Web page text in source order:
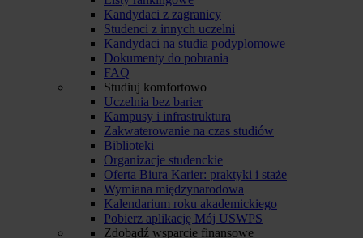
Kandydaci z zagranicy
Studenci z innych uczelni
Kandydaci na studia podyplomowe
Dokumenty do pobrania
FAQ
Studiuj komfortowo
Uczelnia bez barier
Kampusy i infrastruktura
Zakwaterowanie na czas studiów
Biblioteki
Organizacje studenckie
Oferta Biura Karier: praktyki i staże
Wymiana międzynarodowa
Kalendarium roku akademickiego
Pobierz aplikację Mój USWPS
Zdobądź wsparcie finansowe